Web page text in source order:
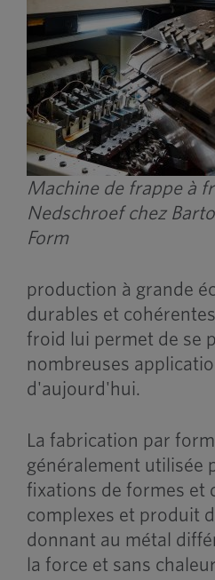
Machine de frappe à
Nedschroef chez
Form
production à grande
durables et
froid lui permet de se
nombreuses
d'aujourd'hui.
La fabrication par
généralement utilisée
fixations de formes et
complexes et produit
donnant au métal
la force et sans